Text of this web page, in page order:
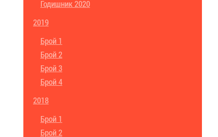
Годишник 2020
2019
Брой 1
Брой 2
Брой 3
Брой 4
2018
Брой 1
Брой 2